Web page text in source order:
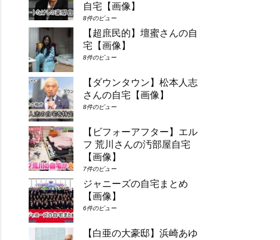
自宅【画像】
8件のビュー
【超庶民的】壇蜜さんの自
宅【画像】
8件のビュー
【ダウンタウン】松本人志
さんの自宅【画像】
8件のビュー
【ビフォーアフター】エル
フ 荒川さんの汚部屋自宅
【画像】
7件のビュー
ジャニーズの自宅まとめ
【画像】
6件のビュー
【白亜の大豪邸】浜崎あゆ